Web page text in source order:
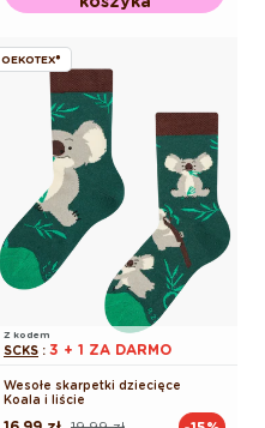
OEKOTEX®
Z kodem
SCKS : 3 + 1 ZA DARMO
Wesołe skarpetki dziecięce
Koala i liście